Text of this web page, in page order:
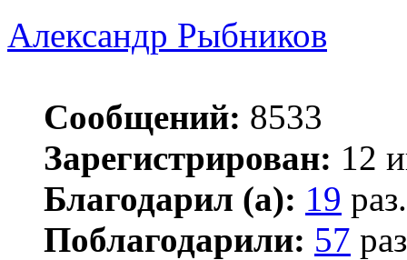
Александр Рыбников
Сообщений: 8533
Зарегистрирован: 12
Благодарил (а): 19 раз.
Поблагодарили: 57